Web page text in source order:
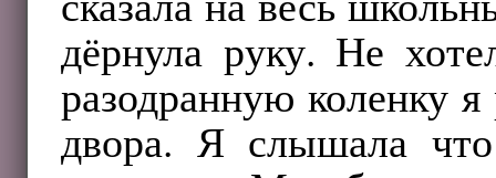
дёрнула руку. Не
разодранную коленку
двора. Я слышала